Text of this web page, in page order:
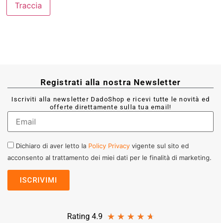
Traccia
Registrati alla nostra Newsletter
Iscriviti alla newsletter DadoShop e ricevi tutte le novità ed
offerte direttamente sulla tua email!
Dichiaro di aver letto la Policy Privacy vigente sul sito ed
acconsento al trattamento dei miei dati per le finalità di marketing.
Rating 4.9 ★ ★ ★ ★ ★